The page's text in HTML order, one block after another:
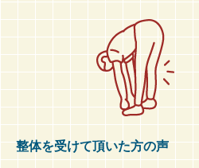
整体を受けて頂いた方の声